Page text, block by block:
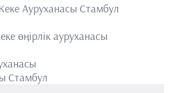
Ауруханасы Стамбул
өңірлік ауруханасы
Стамбул